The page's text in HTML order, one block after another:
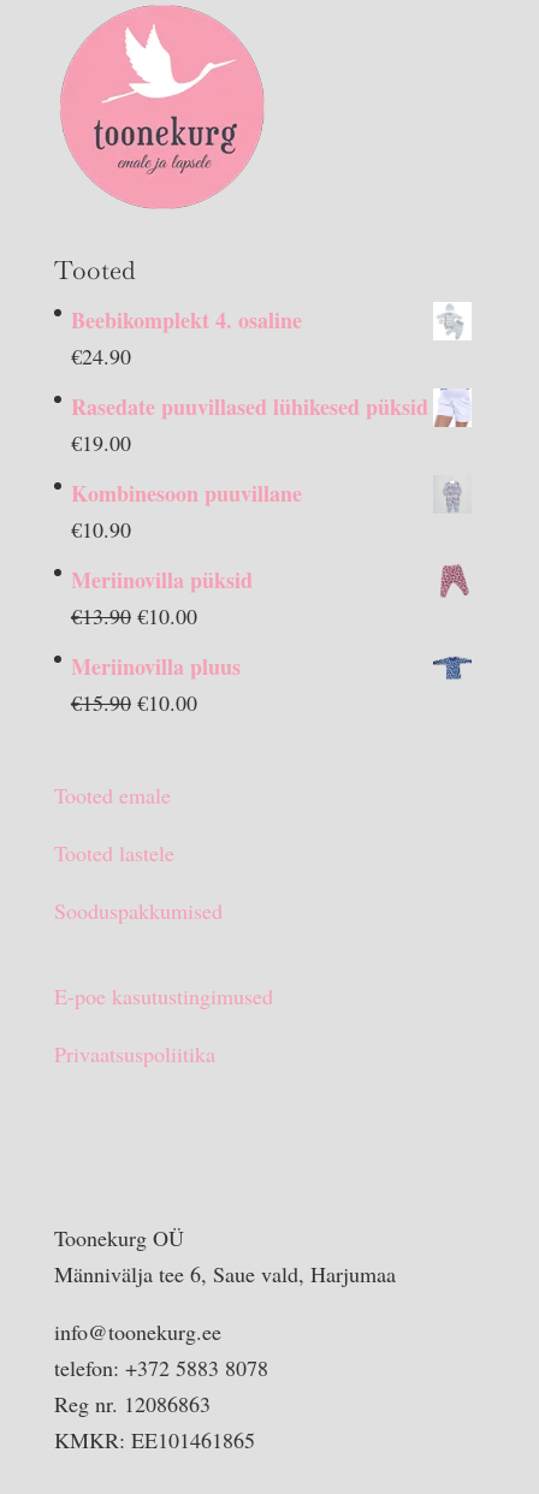
Tooted
Beebikomplekt 4. osaline
€24.90
Rasedate puuvillased lühikesed püksid
€19.00
Kombinesoon puuvillane
€10.90
Meriinovilla püksid
€13.90 Algne
€10.00Praegune
on:
Meriinovilla pluus
€15.90 Algne
€15.90.
€10.00Praegune
Tooted emale
Tooted lastele
Sooduspakkumised
E-poe kasutustingimused
Privaatsuspoliitika
Toonekurg OÜ
Männivälja tee 6, Saue vald, Harjumaa
info@toonekurg.ee
telefon: +372 5883 8078
Reg nr. 12086863
KMKR: EE101461865